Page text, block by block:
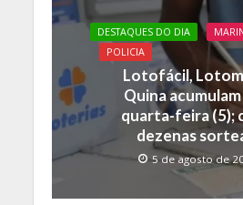
DESTAQUES DO DIA
POLICIA
Lotofácil,
Quina
quarta-feira (5);
dezenas
5 de agosto de